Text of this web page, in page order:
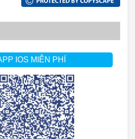
IOS MIỄN PHÍ